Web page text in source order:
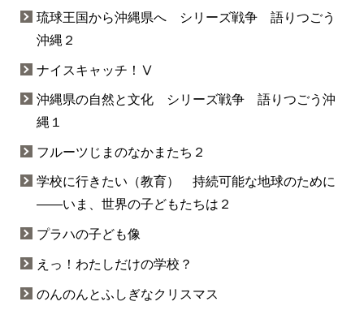
琉球王国から沖縄県へ シリーズ戦争 語りつごう
沖縄２
ナイスキャッチ！Ⅴ
沖縄県の自然と文化 シリーズ戦争 語りつごう沖
縄１
フルーツじまのなかまたち２
学校に行きたい（教育） 持続可能な地球のために
――いま、世界の子どもたちは２
プラハの子ども像
えっ！わたしだけの学校？
のんのんとふしぎなクリスマス